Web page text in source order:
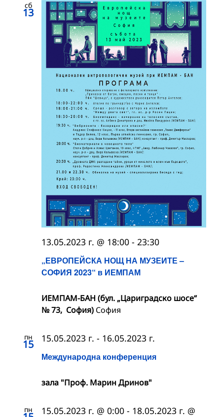
сб
13
„ЕВРОПЕЙСКА НОЩ НА МУЗЕИТЕ –
СОФИЯ 2023“ в ИЕМПАМ
13.05.2023 г. @ 18:00 - 23:30
ИЕМПАМ-БАН (бул. „Цариградско шосе“
№ 73, София) София
пн
15
Международна конференция
15.05.2023 г. - 16.05.2023 г.
зала "Проф. Марин Дринов"
пн 15.05.2023 г. @ 0:00 - 18.05.2023 г. @